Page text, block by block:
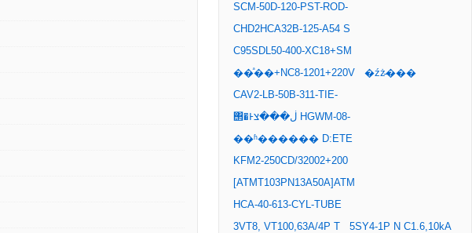
SCM-50D-120-PST-ROD-
CHD2HCA32B-125-A54 S
C95SDL50-400-XC18+SM
��ͣ��+NC8-1201+220V
�źż̵���
CAV2-LB-50B-311-TIE-
΢�Ͱڶ���צ HGWM-08-
��ʱ������ D:ETE
KFM2-250CD/32002+200
[ATMT103PN13A50A]ATM
HCA-40-613-CYL-TUBE
3VT8, VT100,63A/4P T
5SY4-1P N C1.6,10kA